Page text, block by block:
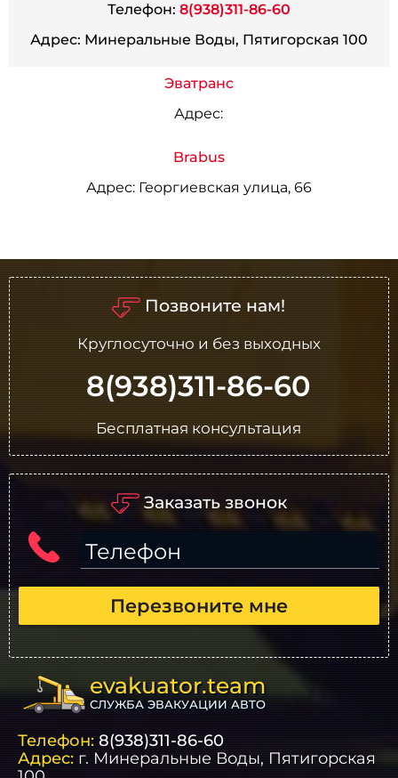
Телефон: 8(938)311-86-60
Адрес: Минеральные Воды, Пятигорская 100
Эватранс
Адрес:
Brabus
Адрес:Георгиевская улица, 66
Позвоните нам!
Круглосуточно и без выходных
8(938)311-86-60
Бесплатная консультация
Заказать звонок
Телефон
Перезвоните мне
evakuator.team
СЛУЖБА ЭВАКУАЦИИ АВТО
Телефон: 8(938)311-86-60
Адрес: г. Минеральные Воды, Пятигорская